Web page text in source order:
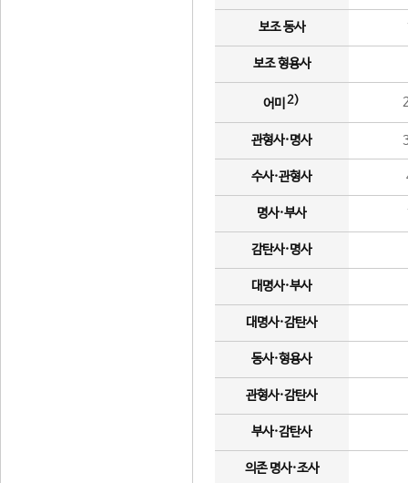
보조 동사
보조 형용사
어미 2)
관형사·명사
수사·관형사
명사·부사
감탄사·명사
대명사·부사
대명사·감탄사
동사·형용사
관형사·감탄사
부사·감탄사
의존 명사·조사